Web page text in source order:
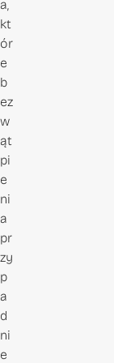
a,
kt
ór
e
b
ez
w
ąt
pi
e
ni
a
pr
zy
p
a
d
ni
e